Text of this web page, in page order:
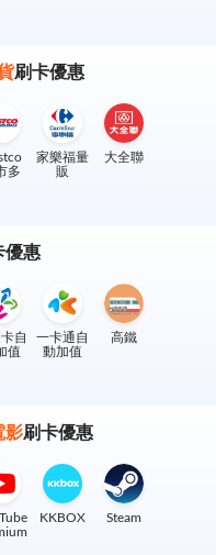
刷卡優惠
多
家樂福量
販
大全聯
優惠
自
值
一卡通自
動加值
高鐵
影刷卡優惠
KKBOX Steam